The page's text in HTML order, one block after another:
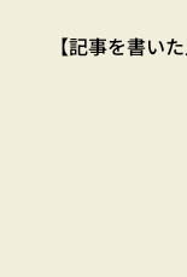
【記事を書いた